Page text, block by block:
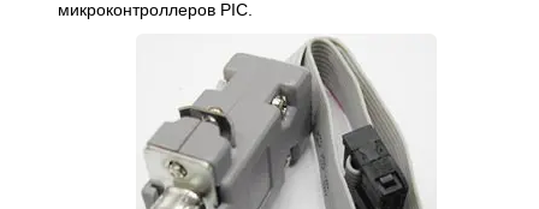
микроконтроллеров PIC.